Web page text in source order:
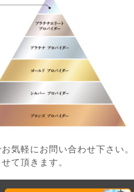
気軽にお問い合わせ下さい。
て頂きます。